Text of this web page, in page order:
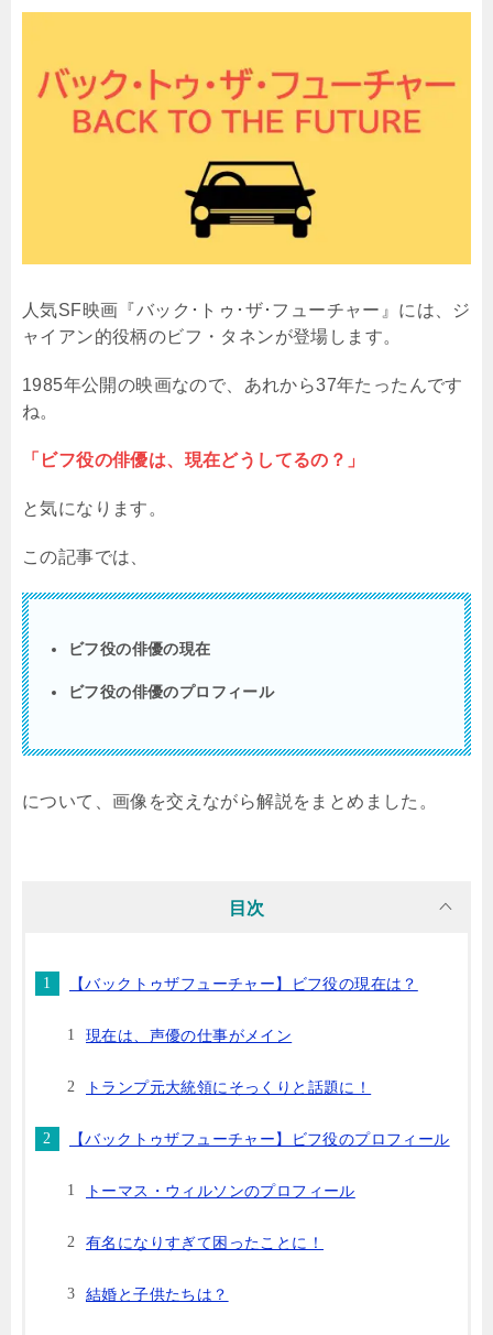
人気SF映画『バック･トゥ･ザ･フューチャー』には、ジ
ャイアン的役柄のビフ・タネンが登場します。
1985年公開の映画なので、あれから37年たったんです
ね。
「ビフ役の俳優は、現在どうしてるの？」
と気になります。
この記事では、
ビフ役の俳優の現在
ビフ役の俳優のプロフィール
について、画像を交えながら解説をまとめました。
目次
【バックトゥザフューチャー】ビフ役の現在は？
現在は、声優の仕事がメイン
トランプ元大統領にそっくりと話題に！
【バックトゥザフューチャー】ビフ役のプロフィール
トーマス・ウィルソンのプロフィール
有名になりすぎて困ったことに！
結婚と子供たちは？